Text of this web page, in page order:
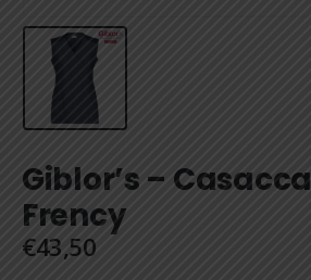
Giblor’s – Casacca
Frency
€43,50